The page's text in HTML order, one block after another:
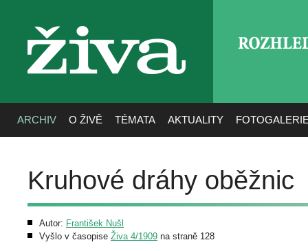
živa
ARCHIV O ŽIVĚ TÉMATA AKTUALITY
Kruhové dráhy oběžnic
Autor: František Nušl
Vyšlo v časopise Živa 4/1909 na straně 128